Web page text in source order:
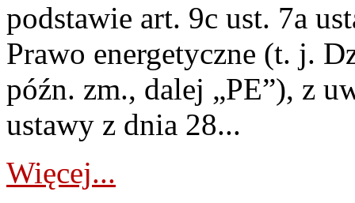
podstawie art. 9c ust. 7a
Prawo energetyczne (t. j.
późn. zm., dalej „PE”), z
ustawy z dnia 28...
Więcej...